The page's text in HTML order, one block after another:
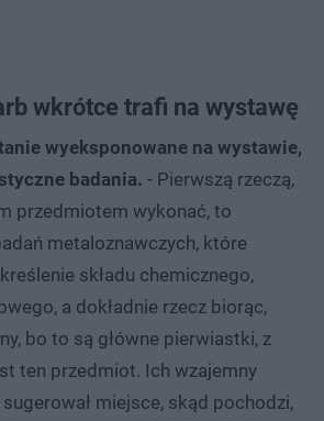
wkrótce trafi na wystawę
wyeksponowane na wystawie,
badania. - Pierwszą rzeczą,
przedmiotem wykonać, to
metaloznawczych, które
składu chemicznego,
a dokładnie rzecz biorąc,
bo to są główne pierwiastki, z
ten przedmiot. Ich wzajemny
sugerował miejsce, skąd pochodzi,